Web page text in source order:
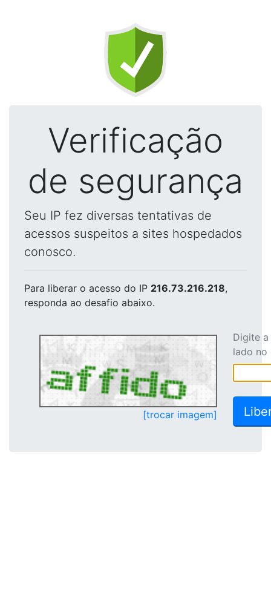
Verificação
de segurança
Seu IP fez diversas tentativas de
acessos suspeitos a sites hospedados
conosco.
Para liberar o acesso do IP 216.73.216.218,
responda ao desafio abaixo.
[trocar imagem]
Digite
lado no